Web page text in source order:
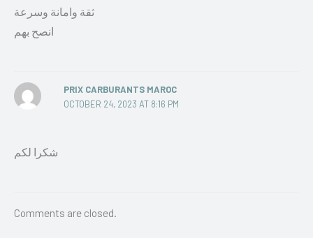
ثقة وامانة وسرعة
انصح بهم
PRIX CARBURANTS MAROC
OCTOBER 24, 2023 AT 8:16 PM
شكرا لكم
Comments are closed.